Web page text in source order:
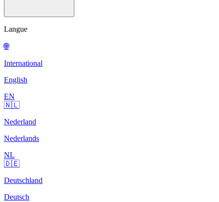
Langue
🌐
International
English
EN
🇳🇱
Nederland
Nederlands
NL
🇩🇪
Deutschland
Deutsch